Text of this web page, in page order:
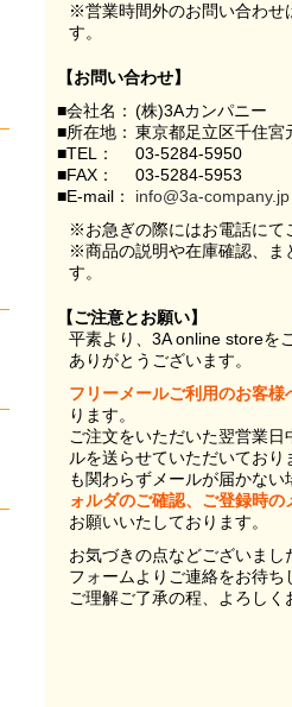
※営業時間外のお問い合わせ
す。
【お問い合わせ】
■会社名： (株)3Aカンパニー
■所在地： 東京都足立区千住
■TEL：
03-5284-5950
■FAX：
03-5284-5953
■E-mail：
info@3a-company.jp
※お急ぎの際にはお電話にて
※商品の説明や在庫確認、ま
す。
【ご注意とお願い】
平素より、3A online storeを
ありがとうございます。
フリーメールご利用のお客様
ります。
ご注文をいただいた翌営業
ルを送らせていただいてお
も関わらずメールが届かない
ォルダのご確認、ご登録時
お願いいたしております。
お気づきの点などございま
フォームよりご連絡をお待ち
ご理解ご了承の程、よろし